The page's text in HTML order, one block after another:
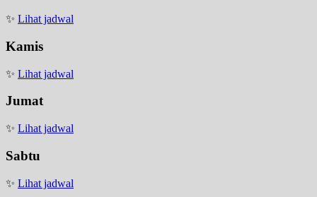
✨ Lihat jadwal
Kamis
✨ Lihat jadwal
Jumat
✨ Lihat jadwal
Sabtu
✨ Lihat jadwal